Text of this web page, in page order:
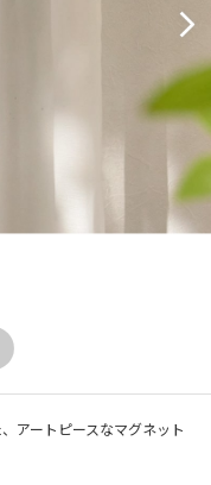
アートピースなマグネット